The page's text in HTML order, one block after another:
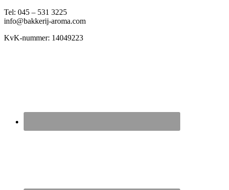
Tel: 045 – 531 3225
info@bakkerij-aroma.com
KvK-nummer: 14049223